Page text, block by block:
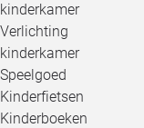
kinderkamer
Verlichting
kinderkamer
Speelgoed
Kinderfietsen
Kinderboeken